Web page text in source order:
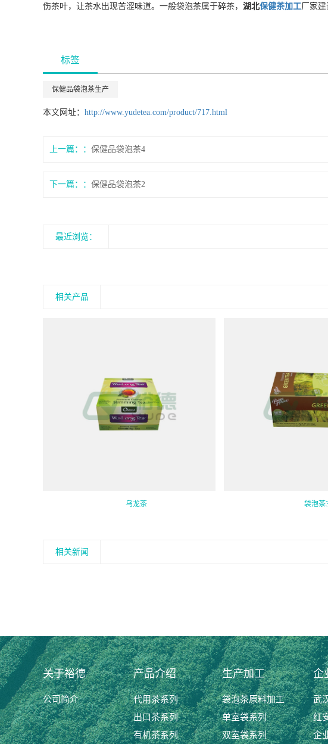
伤茶叶，让茶水出现苦涩味道。一般袋泡茶属于碎茶， 湖北保健茶加工厂家
标签
保健品袋泡茶生产
本文网址： http://www.yudetea.com/product/717.html
上一篇： 保健品袋泡茶4
下一篇： 保健品袋泡茶2
最近浏览：
相关产品
乌龙茶 袋泡茶
相关新闻
关于裕德
公司简介
产品介绍
代用茶系列
出口茶系列
有机茶系列
生产加工
袋泡茶原料加工
单室袋系列
双室袋系列
企
武
红
企